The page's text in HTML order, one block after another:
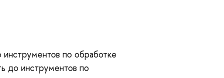
инструментов по обработке
до инструментов по